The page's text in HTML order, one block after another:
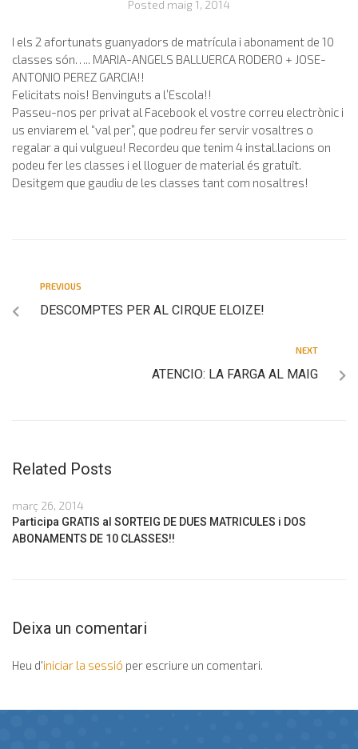
Posted maig 1, 2014
I els 2 afortunats guanyadors de matrícula i abonament de 10
classes són….. MARIA-ANGELS BALLUERCA RODERO + JOSE-
ANTONIO PEREZ GARCIA!!
Felicitats nois! Benvinguts a l’Escola!!
Passeu-nos per privat al Facebook el vostre correu electrònic i
us enviarem el “val per”, que podreu fer servir vosaltres o
regalar a qui vulgueu! Recordeu que tenim 4 instal.lacions on
podeu fer les classes i el lloguer de material és gratuït.
Desitgem que gaudiu de les classes tant com nosaltres!
PREVIOUS
DESCOMPTES PER AL CIRQUE ELOIZE!
NEXT
ATENCIO: LA FARGA AL MAIG
Related Posts
març 26, 2014
Participa GRATIS al SORTEIG DE DUES MATRICULES i DOS
ABONAMENTS DE 10 CLASSES!!
Deixa un comentari
Heu d'iniciar la sessió per escriure un comentari.